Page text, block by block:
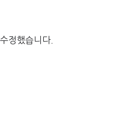
정했습니다.